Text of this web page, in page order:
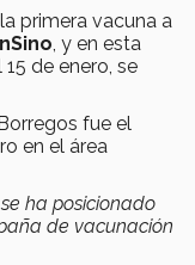
primera vacuna a
, y en esta
de enero, se
fue el
en el área
ha posicionado
de vacunación